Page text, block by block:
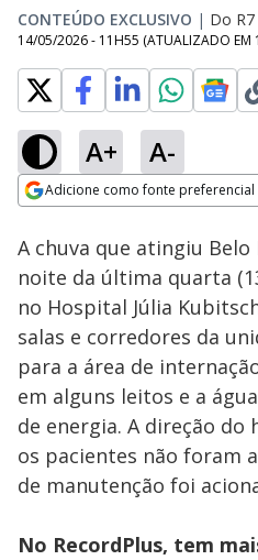
CONTEÚDO EXCLUSIVO | Do R7
14/05/2026 - 11H55 (ATUALIZADO EM
A+ A-
Adicione como fonte preferencial
Ativar
A chuva que atingiu Belo
noite da última quarta
no Hospital Júlia
salas e corredores da
para a área de
em alguns leitos e a
de energia. A direção
os pacientes não foram
de manutenção foi
No RecordPlus, tem